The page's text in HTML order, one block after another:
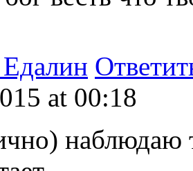
at 00:18
наблюдаю